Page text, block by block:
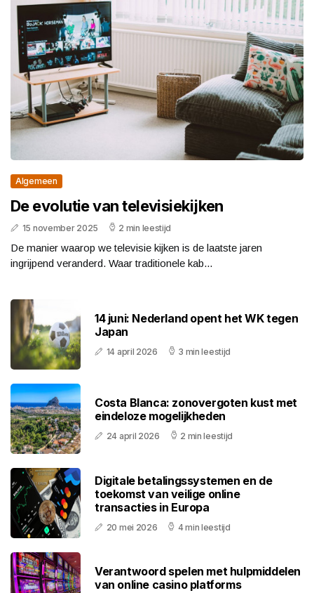
Algemeen
De evolutie van televisiekijken
15 november 2025 2 min leestijd
De manier waarop we televisie kijken is de laatste jaren
ingrijpend veranderd. Waar traditionele kab...
14 juni: Nederland opent het WK tegen
Japan
14 april 2026 3 min leestijd
Costa Blanca: zonovergoten kust met
eindeloze mogelijkheden
24 april 2026 2 min leestijd
Digitale betalingssystemen en de
toekomst van veilige online
transacties in Europa
20 mei 2026 4 min leestijd
Verantwoord spelen met hulpmiddelen
van online casino platforms